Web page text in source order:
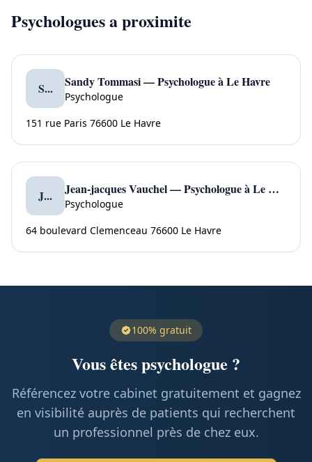
Psychologues a proximite
S... Sandy Tommasi — Psychologue à Le Havre
Psychologue
151 rue Paris 76600 Le Havre
J... Jean-jacques Vauchel — Psychologue à Le Havre
Psychologue
64 boulevard Clemenceau 76600 Le Havre
100% gratuit
Vous êtes psychologue ?
Référencez votre cabinet gratuitement et gagnez
en visibilité auprès de patients qui recherchent
un professionnel près de chez eux.